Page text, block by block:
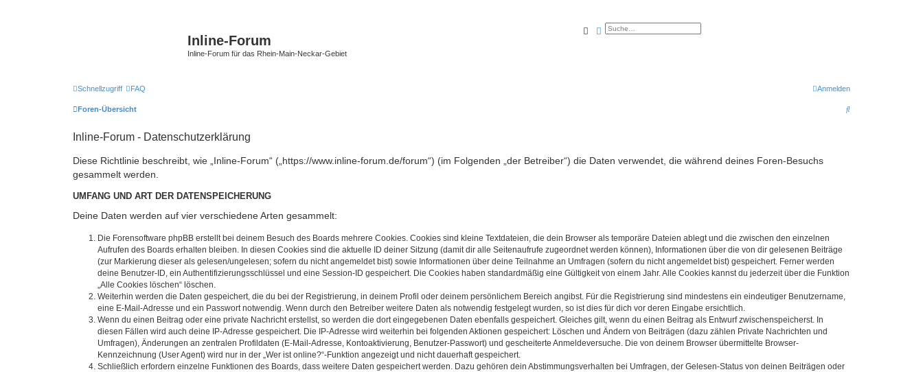
Inline-Forum
Inline-Forum für das Rhein-Main-Neckar-Gebiet
SucheErweiterte Suche
Schnellzugriff FAQ Anmelden
Foren-Übersicht
S
Inline-Forum - Datenschutzerklärung
Diese Richtlinie beschreibt, wie „Inline-Forum“ („https://www.inline-forum.de/forum“) (im Folgenden „der Betreiber“) die Daten verwendet, die während deines Foren-Besuchs
gesammelt werden.
UMFANG UND ART DER DATENSPEICHERUNG
Deine Daten werden auf vier verschiedene Arten gesammelt:
Die Forensoftware phpBB erstellt bei deinem Besuch des Boards mehrere Cookies. Cookies sind kleine Textdateien, die dein Browser als temporäre Dateien ablegt und die zwischen den einzelnen
Aufrufen des Boards erhalten bleiben. In diesen Cookies sind die aktuelle ID deiner Sitzung (damit dir alle Seitenaufrufe zugeordnet werden können), Informationen über die von dir gelesenen Beiträge
(zur Markierung dieser als gelesen/ungelesen; sofern du nicht angemeldet bist) sowie Informationen über deine Teilnahme an Umfragen (sofern du nicht angemeldet bist) gespeichert. Ferner werden
deine Benutzer-ID, ein Authentifizierungsschlüssel und eine Session-ID gespeichert. Die Cookies haben standardmäßig eine Gültigkeit von einem Jahr. Alle Cookies kannst du jederzeit über die Funktion
„Alle Cookies löschen“ löschen.
Weiterhin werden die Daten gespeichert, die du bei der Registrierung, in deinem Profil oder deinem persönlichem Bereich angibst. Für die Registrierung sind mindestens ein eindeutiger Benutzername,
eine E-Mail-Adresse und ein Passwort notwendig. Wenn durch den Betreiber weitere Daten als notwendig festgelegt wurden, so ist dies für dich vor deren Eingabe ersichtlich.
Wenn du einen Beitrag oder eine private Nachricht erstellst, so werden die dort eingegebenen Daten ebenfalls gespeichert. Gleiches gilt, wenn du einen Beitrag als Entwurf zwischenspeicherst. In
diesen Fällen wird auch deine IP-Adresse gespeichert. Die IP-Adresse wird weiterhin bei folgenden Aktionen gespeichert: Löschen und Ändern von Beiträgen (dazu zählen Private Nachrichten und
Umfragen), Änderungen an zentralen Profildaten (E-Mail-Adresse, Kontoaktivierung, Benutzer-Passwort) und gescheiterte Anmeldeversuche. Die von deinem Browser übermittelte Browser-
Kennzeichnung (User Agent) wird nur in der „Wer ist online?“-Funktion angezeigt und nicht dauerhaft gespeichert.
Schließlich erfordern einzelne Funktionen des Boards, dass weitere Daten gespeichert werden. Dazu gehören dein Abstimmungsverhalten bei Umfragen, der Gelesen-Status von deinen Beiträgen oder